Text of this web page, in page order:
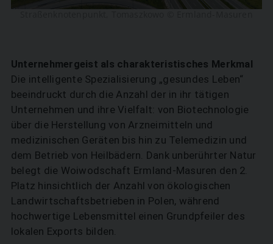
Unternehmergeist als charakteristisches Merkmal
Die intelligente Spezialisierung „gesundes Leben“
beeindruckt durch die Anzahl der in ihr tätigen
Unternehmen und ihre Vielfalt: von Biotechnologie
über die Herstellung von Arzneimitteln und
medizinischen Geräten bis hin zu Telemedizin und
dem Betrieb von Heilbädern. Dank unberührter Natur
belegt die Woiwodschaft Ermland-Masuren den 2.
Platz hinsichtlich der Anzahl von ökologischen
Landwirtschaftsbetrieben in Polen, während
hochwertige Lebensmittel einen Grundpfeiler des
lokalen Exports bilden.
SUCHEN